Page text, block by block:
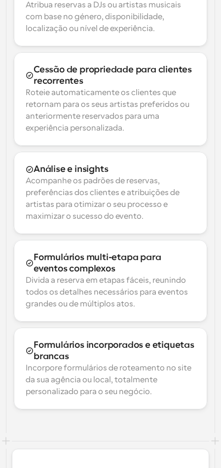
Atribua reservas a DJs ou artistas musicais
com base no género, disponibilidade,
localização ou nível de experiência.
Cessão de propriedade para clientes
recorrentes
Roteie automaticamente os clientes que
retornam para os seus artistas preferidos ou
anteriormente reservados para uma
experiência personalizada.
Análise e insights
Acompanhe os padrões de reservas,
preferências dos clientes e atribuições de
artistas para otimizar o seu processo e
maximizar o sucesso do evento.
Formulários multi-etapa para
eventos complexos
Divida a reserva em etapas fáceis, reunindo
todos os detalhes necessários para eventos
grandes ou de múltiplos atos.
Formulários incorporados e etiquetas
brancas
Incorpore formulários de roteamento no site
da sua agência ou local, totalmente
personalizado para o seu negócio.